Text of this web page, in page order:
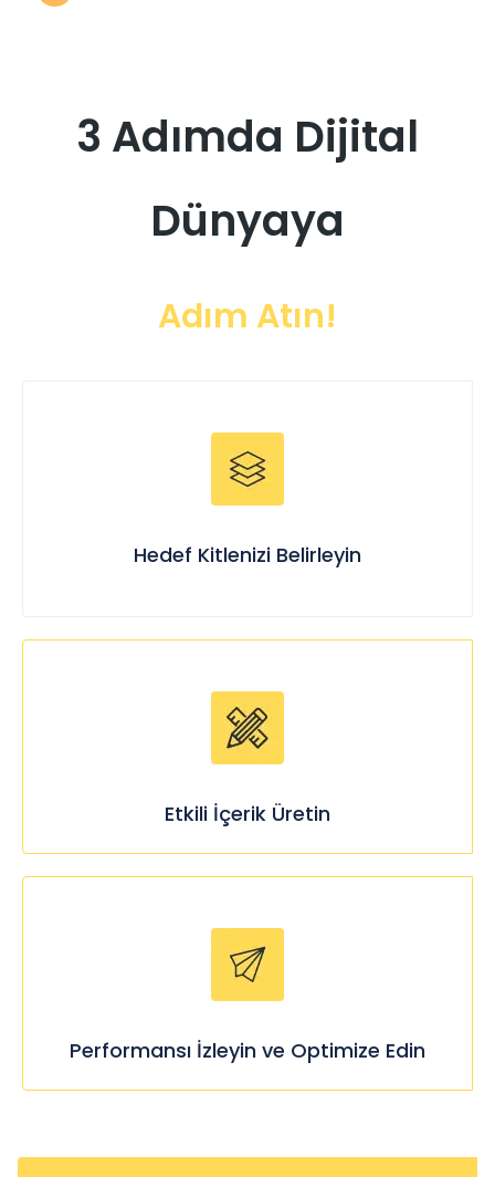
3 Adımda Dijital
Dünyaya
Adım Atın!
Hedef Kitlenizi Belirleyin
Etkili İçerik Üretin
Performansı İzleyin ve Optimize Edin